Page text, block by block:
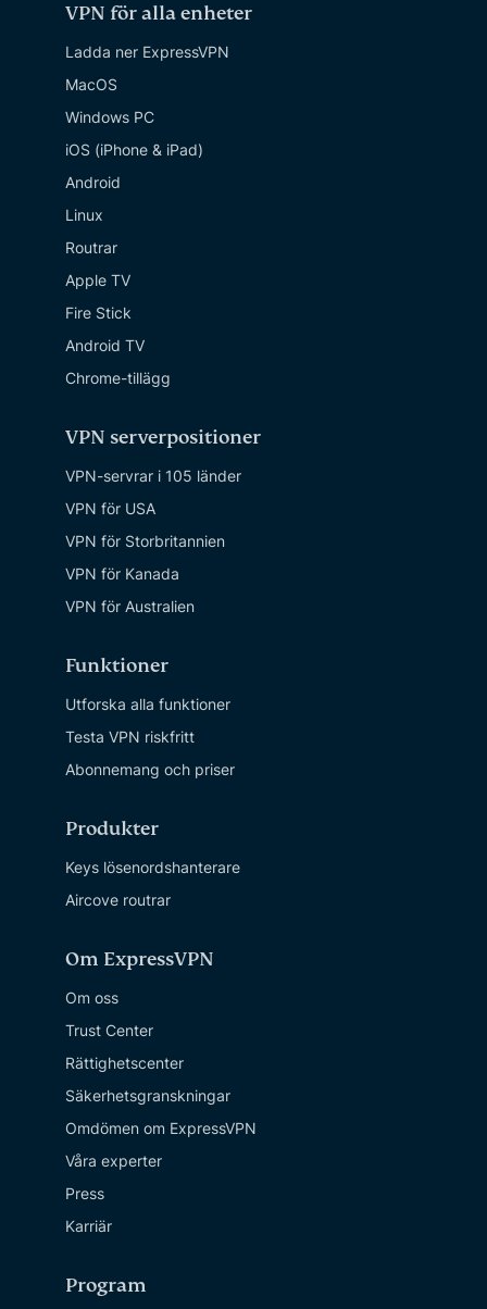
VPN för alla enheter
Ladda ner ExpressVPN
MacOS
Windows PC
iOS (iPhone & iPad)
Android
Linux
Routrar
Apple TV
Fire Stick
Android TV
Chrome-tillägg
VPN serverpositioner
VPN-servrar i 105 länder
VPN för USA
VPN för Storbritannien
VPN för Kanada
VPN för Australien
Funktioner
Utforska alla funktioner
Testa VPN riskfritt
Abonnemang och priser
Produkter
Keys lösenordshanterare
Aircove routrar
Om ExpressVPN
Om oss
Trust Center
Rättighetscenter
Säkerhetsgranskningar
Omdömen om ExpressVPN
Våra experter
Press
Karriär
Program